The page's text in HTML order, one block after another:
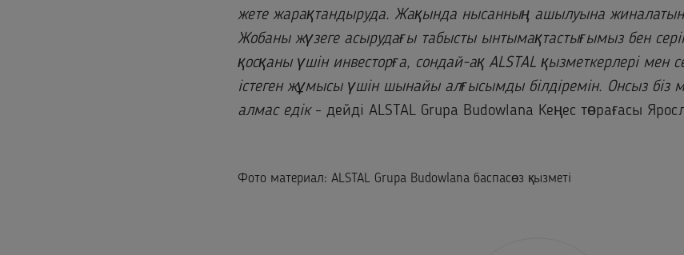
жете жарақтандыруда. Жақында нысанның ашылуына
Жобаны жүзеге асырудағы табысты ынтымақтастығымыз бен
қосқаны үшін инвесторға, сондай-ақ ALSTAL қызметкерлері мен
істеген жұмысы үшін шынайы алғысымды білдіремін. Онсыз біз
алмас едік - дейді ALSTAL Grupa Budowlana Кеңес төрағасы
Фото материал: ALSTAL Grupa Budowlana баспасөз қызметі